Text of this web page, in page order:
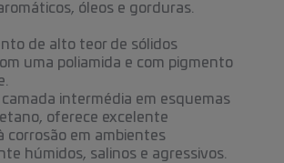
óleos e gorduras.
de alto teor de sólidos
uma poliamida e com pigmento
intermédia em esquemas
oferece excelente
corrosão em ambientes
húmidos, salinos e agressivos.